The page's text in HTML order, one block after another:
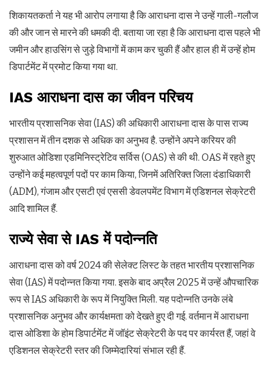
शिकायतकर्ता ने यह भी आरोप लगाया है कि आराधना दास ने उन्हें गाली-गलौज
की और जान से मारने की धमकी दी. बताया जा रहा है कि आराधना दास पहले भी
जमीन और हाउसिंग से जुड़े विभागों में काम कर चुकी हैं और हाल ही में उन्हें होम
डिपार्टमेंट में प्रमोट किया गया था.
IAS आराधना दास का जीवन परिचय
भारतीय प्रशासनिक सेवा (IAS) की अध‍िकारी आराधना दास के पास राज्य
प्रशासन में तीन दशक से अधिक का अनुभव है. उन्होंने अपने करियर की
शुरुआत ओडिशा एडमिनिस्ट्रेटिव सर्विस (OAS) से की थी. OAS में रहते हुए
उन्होंने कई महत्वपूर्ण पदों पर काम किया, जिनमें अतिरिक्त जिला दंडाधिकारी
(ADM), गंजाम और एसटी एवं एससी डेवलपमेंट विभाग में एडिशनल सेक्रेटरी
आद‍ि शाम‍िल हैं.
राज्ये सेवा से IAS में पदोन्नति
आराधना दास को वर्ष 2024 की सेलेक्ट लिस्ट के तहत भारतीय प्रशासनिक
सेवा (IAS) में पदोन्नत किया गया. इसके बाद अप्रैल 2025 में उन्हें औपचारिक
रूप से IAS अधिकारी के रूप में नियुक्ति मिली. यह पदोन्नति उनके लंबे
प्रशासनिक अनुभव और कार्यक्षमता को देखते हुए दी गई. वर्तमान में आराधना
दास ओडिशा के होम डिपार्टमेंट में जॉइंट सेक्रेटरी के पद पर कार्यरत हैं, जहां वे
एडिशनल सेक्रेटरी स्तर की जिम्मेदारियां संभाल रही हैं.